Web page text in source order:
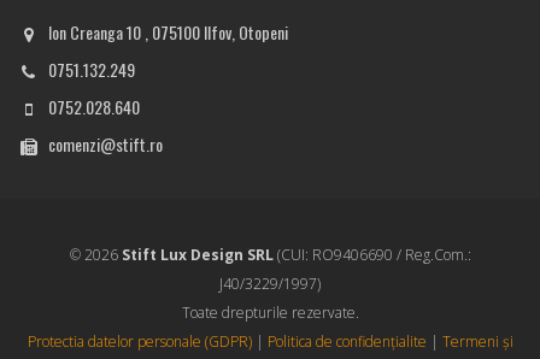
Ion Creanga 10 , 075100 Ilfov, Otopeni
0751.132.249
0752.028.640
comenzi@stift.ro
© 2026 Stift Lux Design SRL(CUI: RO9406690 / Reg.Com.:
J40/3229/1997)
Toate drepturile rezervate.
Protectia datelor personale (GDPR)| Politica de confidențialite | Termeni și